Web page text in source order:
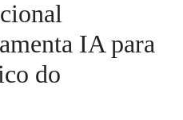
IA para
do